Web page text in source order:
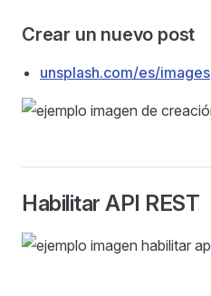
Crear un nuevo post
unsplash.com/es/images
Habilitar API REST